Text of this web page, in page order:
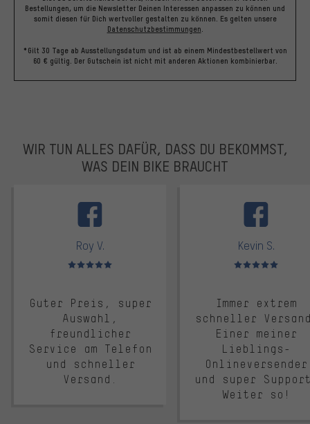
Bestellungen, um die Newsletter Deinen Interessen anpassen zu können und
somit diesen für Dich wertvoller gestalten zu können. Es gelten unsere
Datenschutzbestimmungen.
*Gilt 30 Tage ab Ausstellungsdatum und ist ab einem Mindestbestellwert von
60 € gültig. Der Gutschein ist nicht mit anderen Aktionen kombinierbar.
WIR TUN ALLES DAFÜR, DASS DU BEKOMMST,
WAS DEIN BIKE BRAUCHT
Roy V.
Bewertungen: 5 von 5
Guter Preis, super
Auswahl,
freundlicher
Service am Telefon
und schneller
Versand.
Kevin S.
Bewertungen: 5 von 5
Immer extrem
schneller
Einer meiner
Lieblings-
Onlineversender
und super
Weiter so!